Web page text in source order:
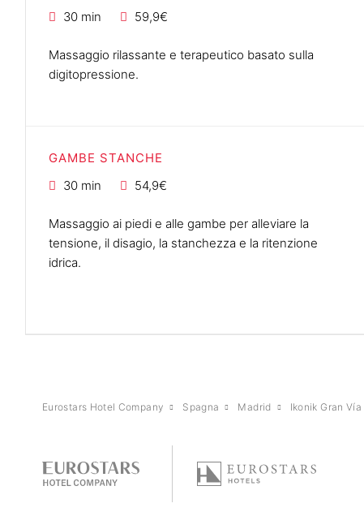
30 min
59,9€
Massaggio rilassante e terapeutico basato sulla
digitopressione.
GAMBE STANCHE
30 min
54,9€
Massaggio ai piedi e alle gambe per alleviare la
tensione, il disagio, la stanchezza e la ritenzione
idrica.
Eurostars Hotel Company Spagna Madrid Ikonik Gran Vía